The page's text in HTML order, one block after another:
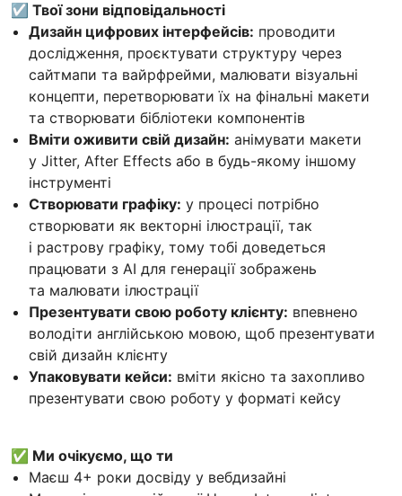
☑️ Твої зони відповідальності
Дизайн цифрових інтерфейсів: проводити
дослідження, проєктувати структуру через
сайтмапи та вайрфрейми, малювати візуальні
концепти, перетворювати їх на фінальні макети
та створювати бібліотеки компонентів
Вміти оживити свій дизайн: анімувати макети
у Jitter, After Effects або в будь-якому іншому
інструменті
Створювати графіку: у процесі потрібно
створювати як векторні ілюстрації, так
і растрову графіку, тому тобі доведеться
працювати з АІ для генерації зображень
та малювати ілюстрації
Презентувати свою роботу клієнту: впевнено
володіти англійською мовою, щоб презентувати
свій дизайн клієнту
Упаковувати кейси: вміти якісно та захопливо
презентувати свою роботу у форматі кейсу
✅ Ми очікуємо, що ти
Маєш 4+ роки досвіду у вебдизайні